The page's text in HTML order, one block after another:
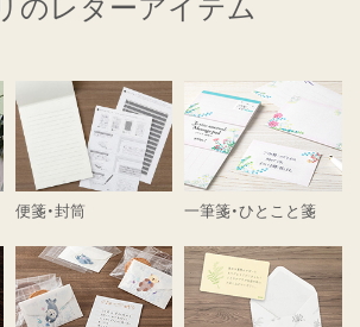
のレターアイテム
便箋・封筒 一筆箋・ひとこと箋